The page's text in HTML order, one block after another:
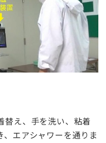
替え、手を洗い、粘着
エアシャワーを通りま